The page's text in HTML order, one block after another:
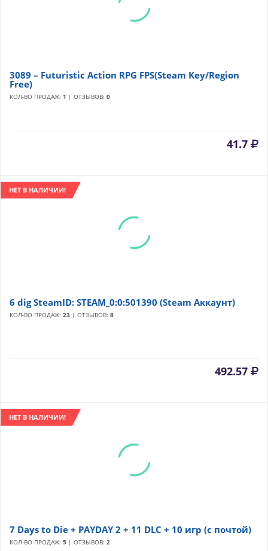
3089 – Futuristic Action RPG FPS(Steam Key/Region
Frее)
КОЛ-ВО ПРОДАЖ: 1 | ОТЗЫВОВ: 0
41.7
НЕТ В НАЛИЧИИ!
6 dig SteamID: STEAM_0:0:501390 (Steam Аккаунт)
КОЛ-ВО ПРОДАЖ: 23 | ОТЗЫВОВ: 8
492.57
НЕТ В НАЛИЧИИ!
7 Days to Die + PAYDAY 2 + 11 DLC + 10 игр (с почтой)
КОЛ-ВО ПРОДАЖ: 5 | ОТЗЫВОВ: 2